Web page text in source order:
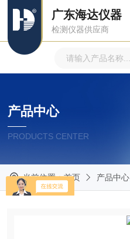
广东海达仪器
检测仪器供应商
产品中心
PRODUCTS CENTER
当前位置：首页 产品中心